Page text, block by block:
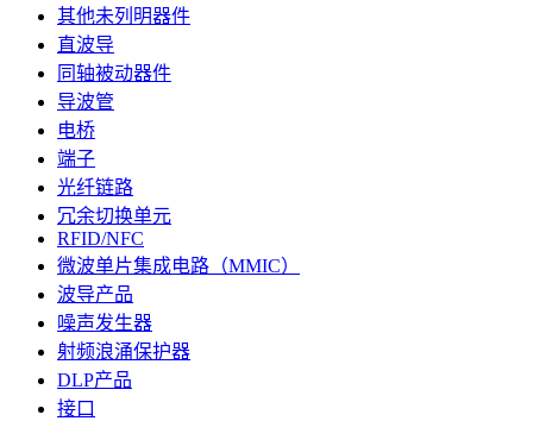
其他未列明器件
直波导
同轴被动器件
导波管
电桥
端子
光纤链路
冗余切换单元
RFID/NFC
微波单片集成电路（MMIC）
波导产品
噪声发生器
射频浪涌保护器
DLP产品
接口